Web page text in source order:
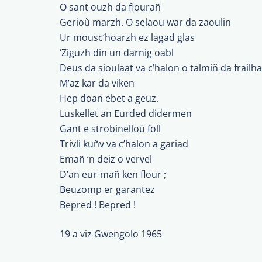
O sant ouzh da flourañ
Gerioù marzh. O selaou war da zaoulin
Ur mousc’hoarzh ez lagad glas
‘Ziguzh din un darnig oabl
Deus da sioulaat va c’halon o talmiñ da
M’az kar da viken
Hep doan ebet a geuz.
Luskellet an Eurded didermen
Gant e strobinelloù foll
Trivli kuñv va c’halon a gariad
Emañ ‘n deiz o vervel
D’an eur-mañ ken flour ;
Beuzomp er garantez
Bepred ! Bepred !
19 a viz Gwengolo 1965